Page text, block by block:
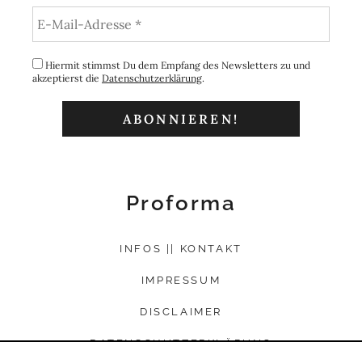
Hiermit stimmst Du dem Empfang des Newsletters zu und
akzeptierst die Datenschutzerklärung.
Proforma
INFOS || KONTAKT
IMPRESSUM
DISCLAIMER